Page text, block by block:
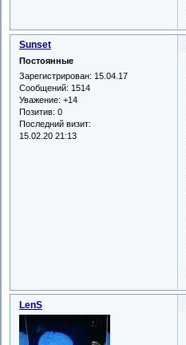
Sunset
Постоянные
Зарегистрирован: 15.04.17
Сообщений: 1514
Уважение: +14
Позитив: 0
Последний визит:
15.02.20 21:13
LenS